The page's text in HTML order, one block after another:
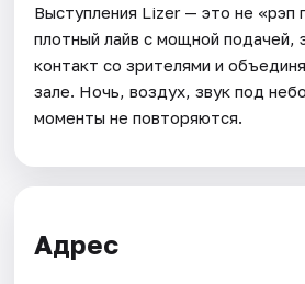
Выступления Lizer — это не «рэп
плотный лайв с мощной подачей,
контакт со зрителями и
зале. Ночь, воздух, звук под
моменты не повторяются.
Адрес